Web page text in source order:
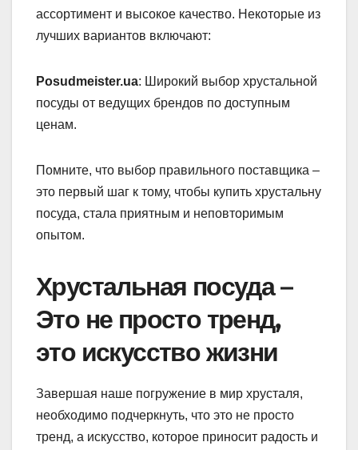
ассортимент и высокое качество. Некоторые из
лучших вариантов включают:
Posudmeister.ua: Широкий выбор хрустальной
посуды от ведущих брендов по доступным
ценам.
Помните, что выбор правильного поставщика –
это первый шаг к тому, чтобы купить хрустальну
посуда, стала приятным и неповторимым
опытом.
Хрустальная посуда –
Это не просто тренд,
это искусство жизни
Завершая наше погружение в мир хрусталя,
необходимо подчеркнуть, что это не просто
тренд, а искусство, которое приносит радость и